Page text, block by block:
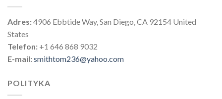
Adres:4906 Ebbtide Way, San Diego, CA 92154 United
States
Telefon: +1 646 868 9032
E-mail:smithtom236@yahoo.com
POLITYKA